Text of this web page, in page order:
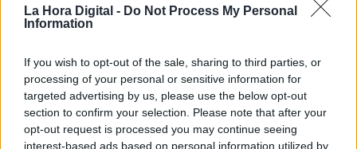
La Hora Digital - Do Not Process My Personal
Information
If you wish to opt-out of the sale, sharing to third parties, or
processing of your personal or sensitive information for
targeted advertising by us, please use the below opt-out
section to confirm your selection. Please note that after your
opt-out request is processed you may continue seeing
interest-based ads based on personal information utilized by
Ernest Urtasun
red, ya que esto obligará a las plataformas a
utilizar unos filtros de cargas que “llevarán al
bloqueo más frecuente de contenidos legales e
impedirá el desarrollo de plataformas
pequeñas”.